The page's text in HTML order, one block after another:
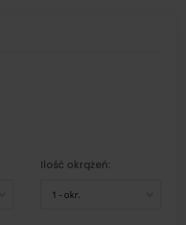
Ilość okrążeń:
1 - okr.